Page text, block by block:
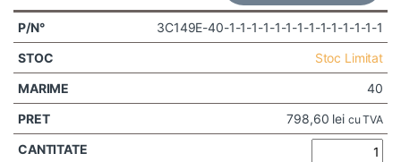
3C149E-40-1-1-1-1-1-1-1-1-1-1-1-1-1-1
Stoc Limitat
40
798,60 lei cu TVA